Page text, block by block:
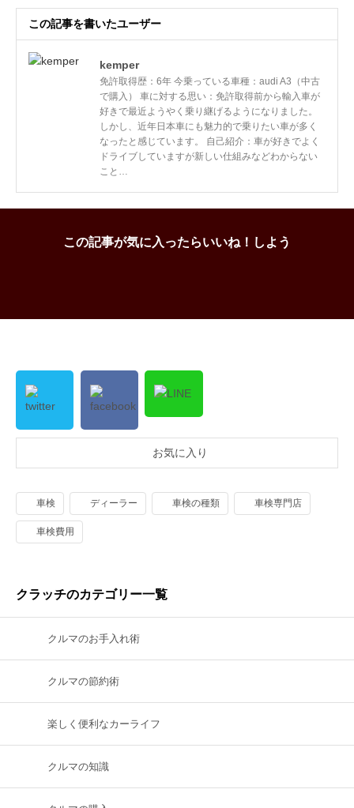
この記事を書いたユーザー
kemper
免許取得歴：6年 今乗っている車種：audi A3（中古
で購入） 車に対する思い：免許取得前から輸入車が
好きで最近ようやく乗り継げるようになりました。
しかし、近年日本車にも魅力的で乗りたい車が多く
なったと感じています。 自己紹介：車が好きでよく
ドライブしていますが新しい仕組みなどわからない
こと…
この記事が気に入ったらいいね！しよう
お気に入り
車検 ディーラー 車検の種類 車検専門店
車検費用
クラッチのカテゴリー一覧
クルマのお手入れ術
クルマの節約術
楽しく便利なカーライフ
クルマの知識